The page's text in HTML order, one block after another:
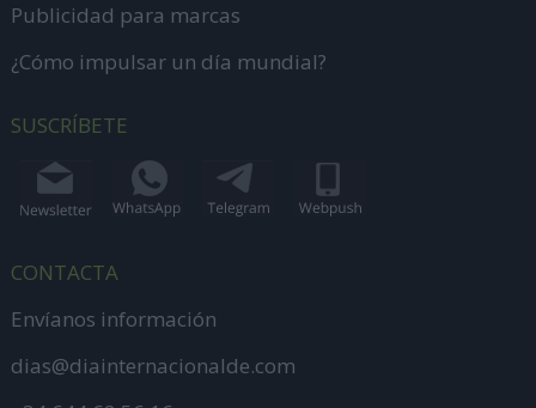
Publicidad para marcas
¿Cómo impulsar un día mundial?
SUSCRÍBETE
CONTACTA
Envíanos información
dias@diainternacionalde.com